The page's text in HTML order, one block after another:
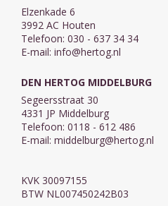
Elzenkade 6
3992 AC Houten
Telefoon: 030 - 637 34 34
E-mail: info@hertog.nl
DEN HERTOG MIDDELBURG
Segeersstraat 30
4331 JP Middelburg
Telefoon: 0118 - 612 486
E-mail: middelburg@hertog.nl
KVK 30097155
BTW NL007450242B03